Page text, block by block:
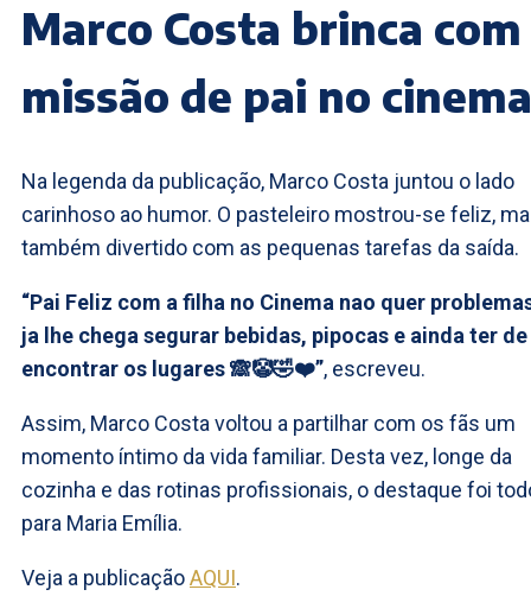
Marco Costa brinca com
missão de pai no cinema
Na legenda da publicação, Marco Costa juntou o lado
carinhoso ao humor. O pasteleiro mostrou-se feliz,
também divertido com as pequenas tarefas da saída.
“Pai Feliz com a filha no Cinema nao quer
ja lhe chega segurar bebidas, pipocas e ainda ter de
encontrar os lugares 🙈🤡🤣❤️”, escreveu.
Assim, Marco Costa voltou a partilhar com os fãs um
momento íntimo da vida familiar. Desta vez, longe da
cozinha e das rotinas profissionais, o destaque foi
para Maria Emília.
Veja a publicaçãoAQUI.